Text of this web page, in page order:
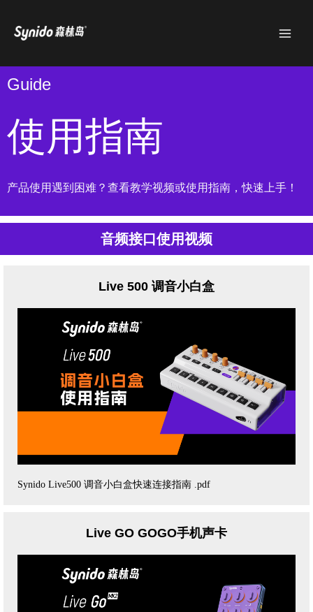
Guide
使用指南
产品使用遇到困难？查看教学视频或使用指南，快速上手！
音频接口使用视频
Live 500 调音小白盒
Synido Live500 调音小白盒快速连接指南 .pdf
Live GO GOGO手机声卡